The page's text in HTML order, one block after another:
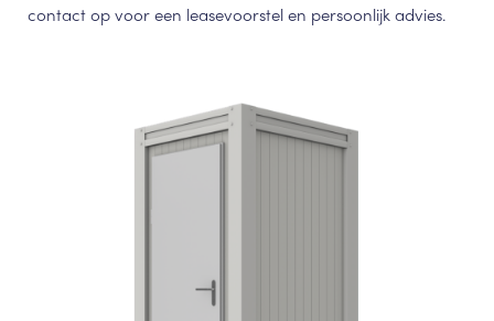
contact op voor een leasevoorstel en persoonlijk advies.